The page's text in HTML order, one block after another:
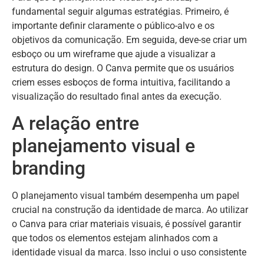
fundamental seguir algumas estratégias. Primeiro, é
importante definir claramente o público-alvo e os
objetivos da comunicação. Em seguida, deve-se criar um
esboço ou um wireframe que ajude a visualizar a
estrutura do design. O Canva permite que os usuários
criem esses esboços de forma intuitiva, facilitando a
visualização do resultado final antes da execução.
A relação entre
planejamento visual e
branding
O planejamento visual também desempenha um papel
crucial na construção da identidade de marca. Ao utilizar
o Canva para criar materiais visuais, é possível garantir
que todos os elementos estejam alinhados com a
identidade visual da marca. Isso inclui o uso consistente